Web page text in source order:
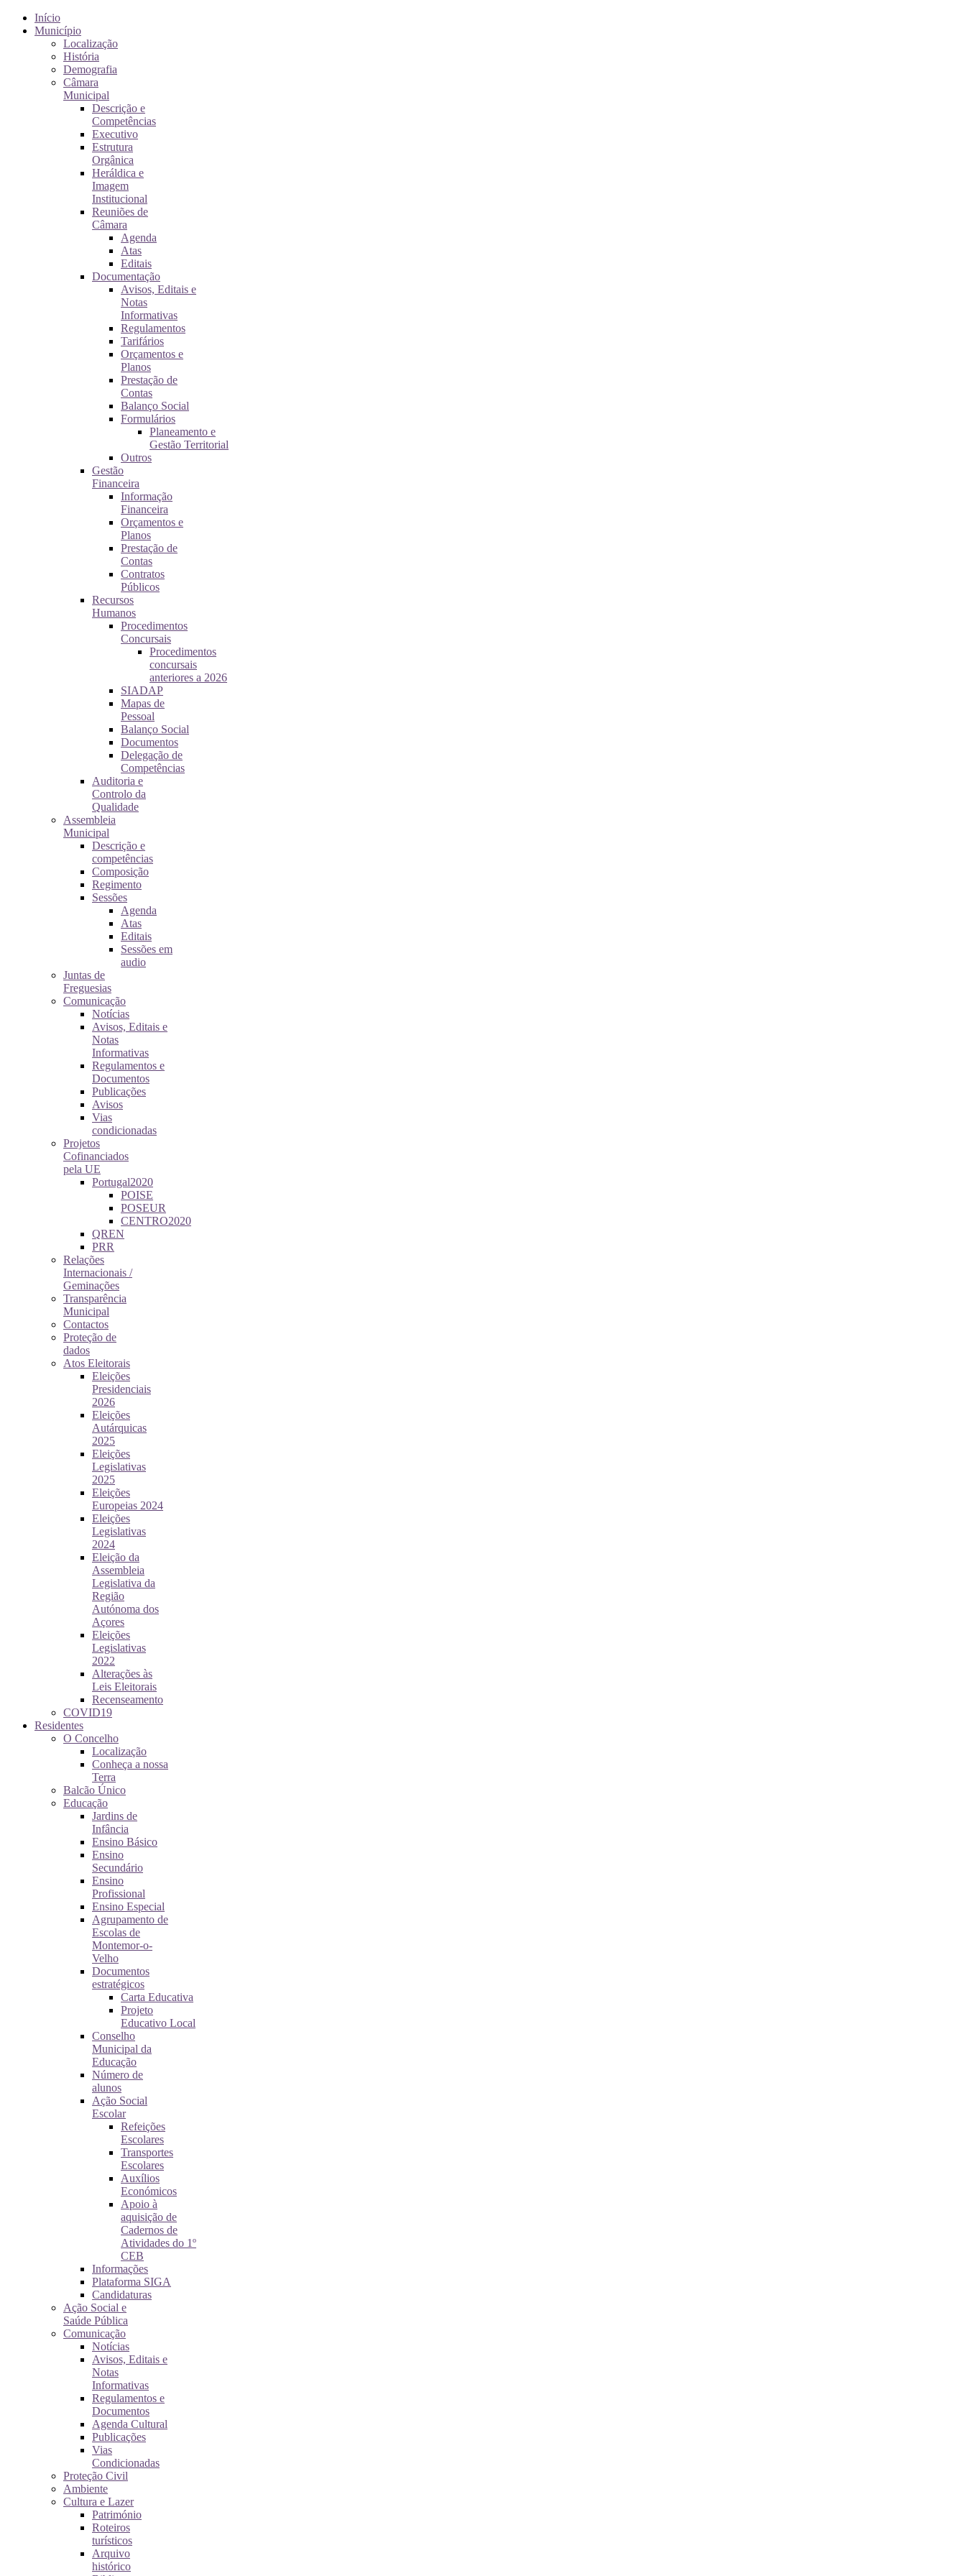
Início
Município
Localização
História
Demografia
Câmara
Municipal
Descrição e
Competências
Executivo
Estrutura
Orgânica
Heráldica e
Imagem
Institucional
Reuniões de
Câmara
Agenda
Atas
Editais
Documentação
Avisos, Editais e
Notas
Informativas
Regulamentos
Tarifários
Orçamentos e
Planos
Prestação de
Contas
Balanço Social
Formulários
Planeamento e
Gestão Territorial
Outros
Gestão
Financeira
Informação
Financeira
Orçamentos e
Planos
Prestação de
Contas
Contratos
Públicos
Recursos
Humanos
Procedimentos
Concursais
Procedimentos
concursais
anteriores a 2026
SIADAP
Mapas de
Pessoal
Balanço Social
Documentos
Delegação de
Competências
Auditoria e
Controlo da
Qualidade
Assembleia
Municipal
Descrição e
competências
Composição
Regimento
Sessões
Agenda
Atas
Editais
Sessões em
audio
Juntas de
Freguesias
Comunicação
Notícias
Avisos, Editais e
Notas
Informativas
Regulamentos e
Documentos
Publicações
Avisos
Vias
condicionadas
Projetos
Cofinanciados
pela UE
Portugal2020
POISE
POSEUR
CENTRO2020
QREN
PRR
Relações
Internacionais /
Geminações
Transparência
Municipal
Contactos
Proteção de
dados
Atos Eleitorais
Eleições
Presidenciais
2026
Eleições
Autárquicas
2025
Eleições
Legislativas
2025
Eleições
Europeias 2024
Eleições
Legislativas
2024
Eleição da
Assembleia
Legislativa da
Região
Autónoma dos
Açores
Eleições
Legislativas
2022
Alterações às
Leis Eleitorais
Recenseamento
COVID19
Residentes
O Concelho
Localização
Conheça a nossa
Terra
Balcão Único
Educação
Jardins de
Infância
Ensino Básico
Ensino
Secundário
Ensino
Profissional
Ensino Especial
Agrupamento de
Escolas de
Montemor-o-
Velho
Documentos
estratégicos
Carta Educativa
Projeto
Educativo Local
Conselho
Municipal da
Educação
Número de
alunos
Ação Social
Escolar
Refeições
Escolares
Transportes
Escolares
Auxílios
Económicos
Apoio à
aquisição de
Cadernos de
Atividades do 1º
CEB
Informações
Plataforma SIGA
Candidaturas
Ação Social e
Saúde Pública
Comunicação
Notícias
Avisos, Editais e
Notas
Informativas
Regulamentos e
Documentos
Agenda Cultural
Publicações
Vias
Condicionadas
Proteção Civil
Ambiente
Cultura e Lazer
Património
Roteiros
turísticos
Arquivo
histórico